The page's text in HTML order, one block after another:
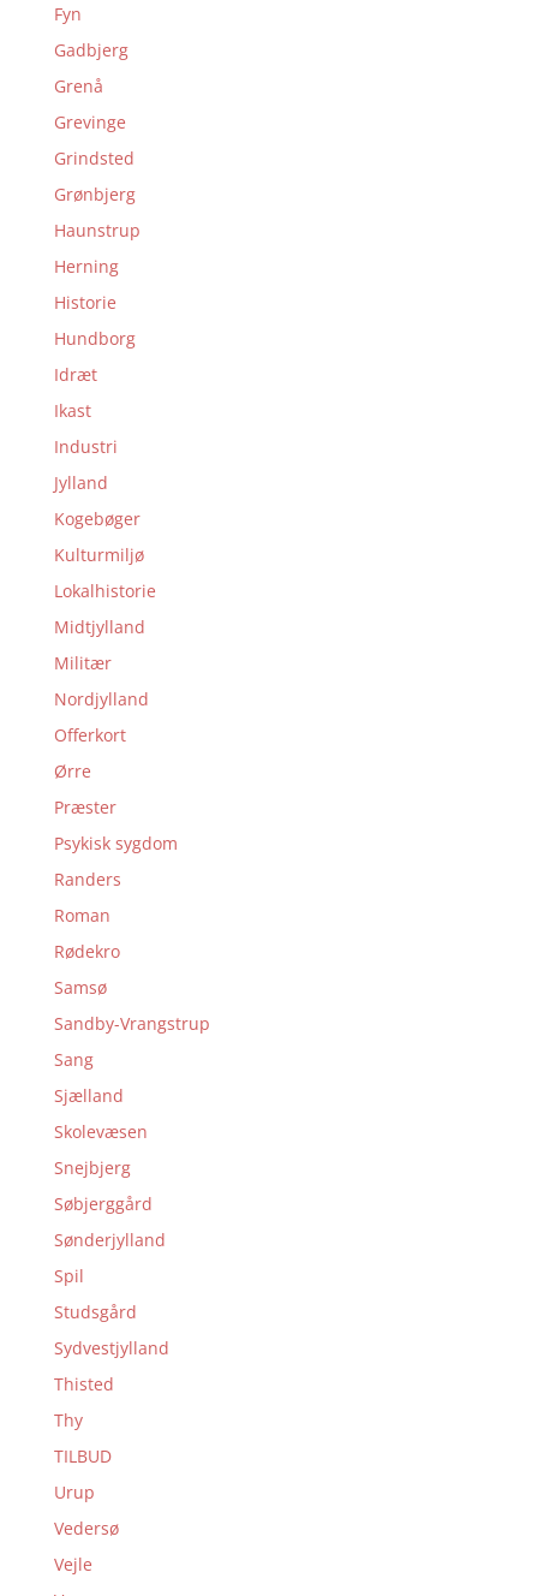
Fyn
Gadbjerg
Grenå
Grevinge
Grindsted
Grønbjerg
Haunstrup
Herning
Historie
Hundborg
Idræt
Ikast
Industri
Jylland
Kogebøger
Kulturmiljø
Lokalhistorie
Midtjylland
Militær
Nordjylland
Offerkort
Ørre
Præster
Psykisk sygdom
Randers
Roman
Rødekro
Samsø
Sandby-Vrangstrup
Sang
Sjælland
Skolevæsen
Snejbjerg
Søbjerggård
Sønderjylland
Spil
Studsgård
Sydvestjylland
Thisted
Thy
TILBUD
Urup
Vedersø
Vejle